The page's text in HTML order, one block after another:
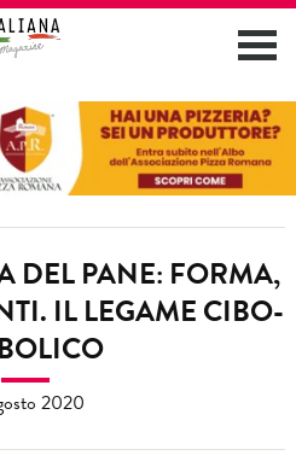
DEL PANE: FORMA,
IL LEGAME CIBO-
2020